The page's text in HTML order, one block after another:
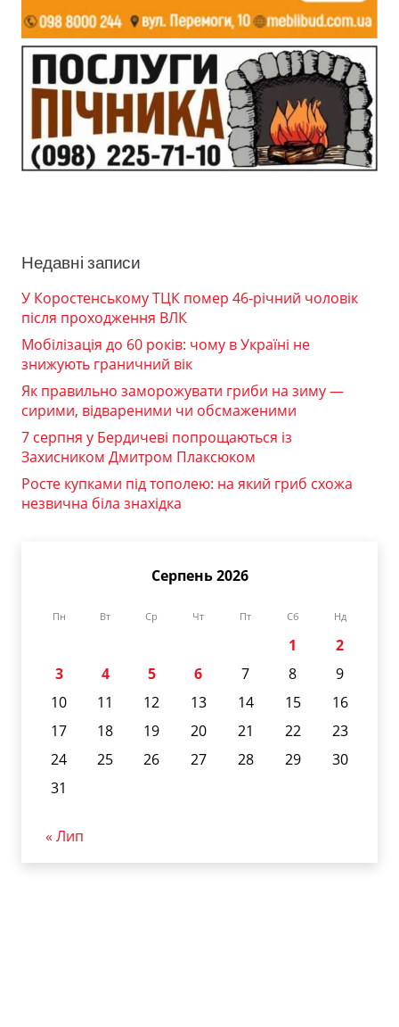
Недавні записи
У Коростенському ТЦК помер 46-річний чоловік
після проходження ВЛК
Мобілізація до 60 років: чому в Україні не
знижують граничний вік
Як правильно заморожувати гриби на зиму —
сирими, відвареними чи обсмаженими
7 серпня у Бердичеві попрощаються із
Захисником Дмитром Плаксюком
Росте купками під тополею: на який гриб схожа
незвична біла знахідка
Серпень 2026
Пн Вт Ср Чт Пт Сб Нд
1
2
3
4 5 6 7 8
9
10
11 12 13 14 15
16
17
18 19 20 21 22
23
24
25 26 27 28 29
30
31
« Лип